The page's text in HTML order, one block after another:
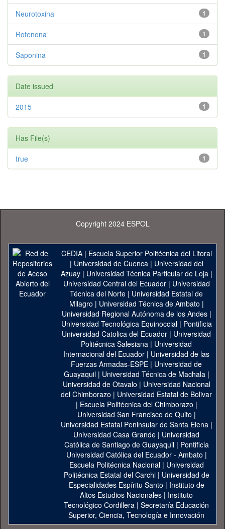
1
Neurotoxina
1
Rotenona
1
Saponina
Date issued
1
2015
Has File(s)
1
true
Copyright 2024 ESPOL
CEDIA| Escuela Superior Politécnica del Litoral
| Universidad de Cuenca| Universidad del
Azuay| Universidad Técnica Particular de Loja|
Universidad Central del Ecuador| Universidad
Técnica del Norte | Universidad Estatal de
Milagro | Universidad Técnica de Ambato |
Universidad Regional Autónoma de los Andes|
Universidad Tecnológica Equinoccial| Pontificia
Universidad Catolica del Ecuador | Universidad
Politécnica Salesiana | Universidad
Internacional del Ecuador | Universidad de las
Fuerzas Armadas-ESPE | Universidad de
Guayaquil| Universidad Técnica de Machala|
Universidad de Otavalo | Universidad Nacional
del Chimborazo | Universidad Estatal de Bolivar
| Escuela Politécnica del Chimborazo |
Universidad San Francisco de Quito |
Universidad Estatal Peninsular de Santa Elena|
Universidad Casa Grande | Universidad
Católica de Santiago de Guayaquil| Pontificia
Universidad Católica del Ecuador - Ambato |
Escuela Politécnica Nacional| Universidad
Politécnica Estatal del Carchi| Universidad de
Especialidades Espíritu Santo | Instituto de
Altos Estudios Nacionales | Instituto
Tecnológico Cordillera | Secretaría Educación
Superior, Ciencia, Tecnología e Innovación